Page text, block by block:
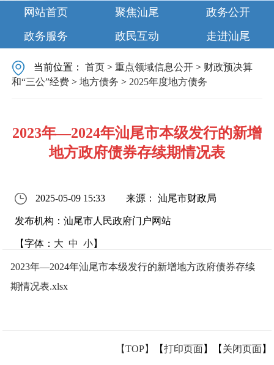
网站首页 聚焦汕尾
政务公开
政务服务
政民互动 走进汕尾
当前位置：首页 >重点领域信息公开 > 财政预决算
和“三公”经费 >地方债务 > 2025年度地方债务
2023年—2024年汕尾市本级发行的新增
地方政府债券存续期情况表
2025-05-09 15:33 来源： 汕尾市财政局
发布机构：汕尾市人民政府门户网站
【字体： 大 中 小】
2023年—2024年汕尾市本级发行的新增地方政府债券存续
期情况表.xlsx
【TOP】 【打印页面】【 关闭页面】